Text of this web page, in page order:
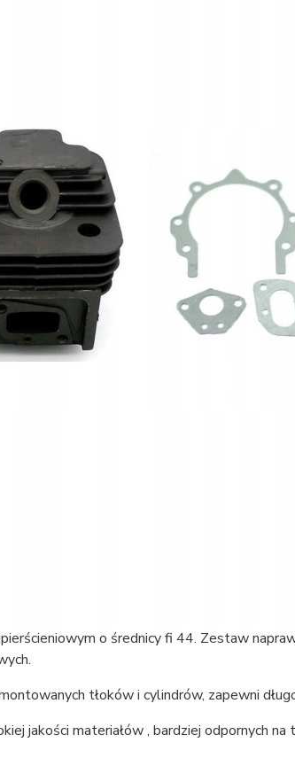
o średnicy fi 44. Zestaw
tłoków i cylindrów, zapewni
jakości materiałów , bardziej odpornych